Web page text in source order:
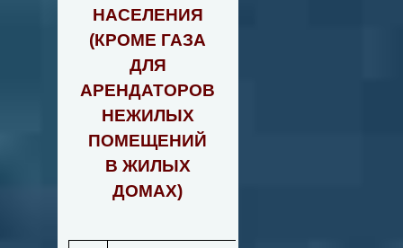
НАСЕЛЕНИЯ
(КРОМЕ ГАЗА
ДЛЯ
АРЕНДАТОРОВ
НЕЖИЛЫХ
ПОМЕЩЕНИЙ
В ЖИЛЫХ
ДОМАХ)